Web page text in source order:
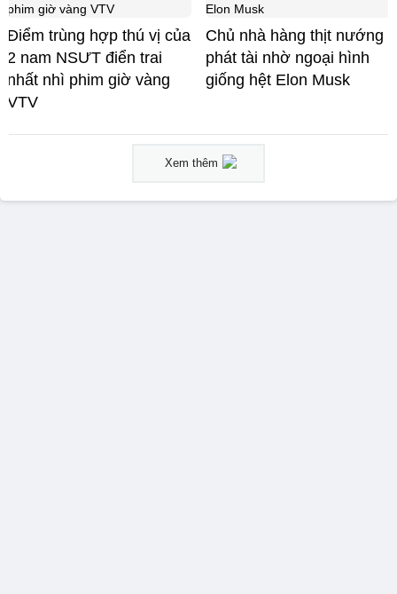
Điểm trùng hợp thú vị của
2 nam NSƯT điển trai
nhất nhì phim giờ vàng
VTV
Chủ nhà hàng thịt nướng
phát tài nhờ ngoại hình
giống hệt Elon Musk
Xem thêm